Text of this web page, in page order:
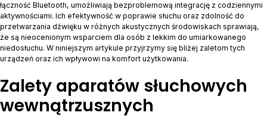
łączność Bluetooth, umożliwiają bezproblemową integrację z codziennymi
aktywnościami. Ich efektywność w poprawie słuchu oraz zdolność do
przetwarzania dźwięku w różnych akustycznych środowiskach sprawiają,
że są nieocenionym wsparciem dla osób z lekkim do umiarkowanego
niedosłuchu. W niniejszym artykule przyjrzymy się bliżej zaletom tych
urządzeń oraz ich wpływowi na komfort użytkowania.
Zalety aparatów słuchowych
wewnątrzusznych